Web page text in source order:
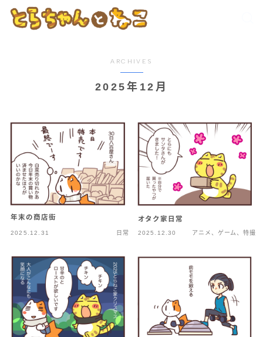
ARCHIVES
2025年12月
年末の商店街
2025.12.31 日常
オタク家日常
2025.12.30 アニメ、ゲーム、特撮